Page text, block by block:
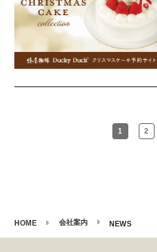
1 2
HOME 会社案内 NEWS